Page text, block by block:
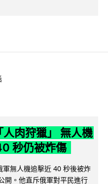
肉狩獵」 無人機
秒仍被炸傷
無人機追擊近 40 秒後被炸
開。他直斥俄軍對平民進行